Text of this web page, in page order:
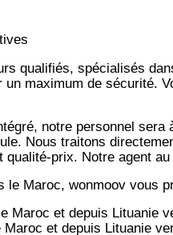
qualifiés, spécialisés
maximum de sécurité.
notre personnel
Nous traitons
prix. Notre agent
le Maroc, wonmoov vous
Maroc et depuis Lituanie
Maroc et depuis Lituanie